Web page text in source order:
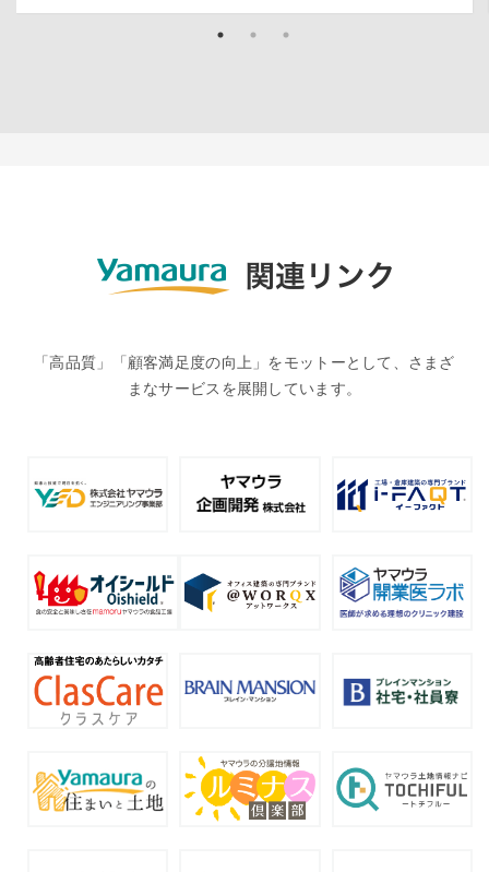
「高品質」「顧客満足度の向上」をモットーとして、さまざ
まなサービスを展開しています。